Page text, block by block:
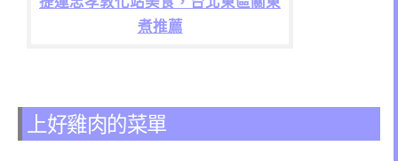
煮推薦
上好雞肉的菜單